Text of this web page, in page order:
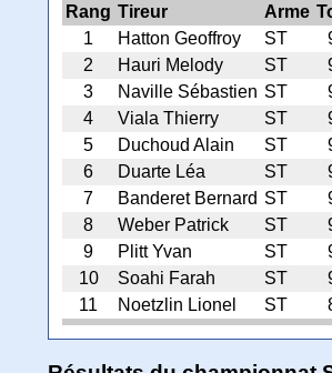
Rang Tireur Arme
1
Hatton Geoffroy ST
2
Hauri Melody ST
3
Naville Sébastien ST
4
Viala Thierry ST
5
Duchoud Alain ST
6
Duarte Léa ST
7
Banderet Bernard ST
8
Weber Patrick ST
9
Plitt Yvan ST
10
Soahi Farah ST
11
Noetzlin Lionel ST